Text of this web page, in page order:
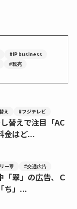
#IP business
#転売
え #フジテレビ
替えで注目「AC
金はど...
ー翠 #交通広告
「翠」の広告、Ｃ
ち」...